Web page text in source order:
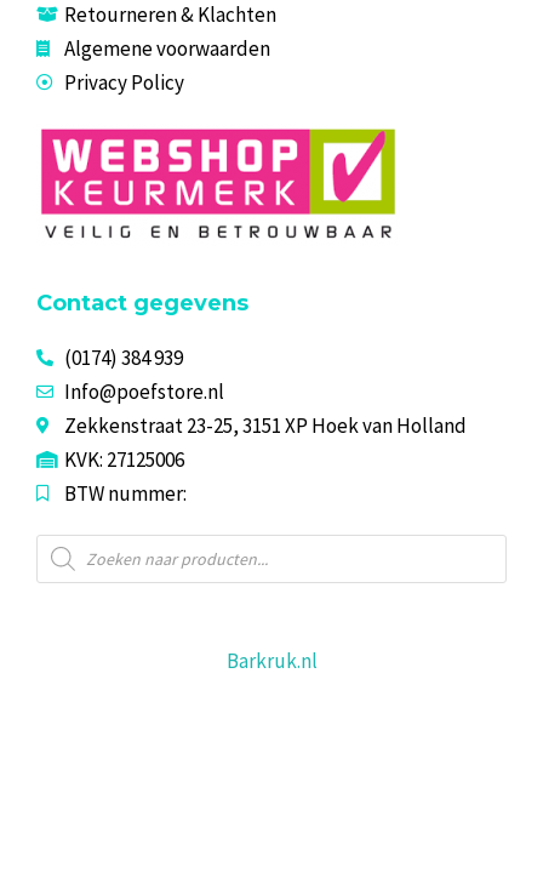
Retourneren & Klachten
Algemene voorwaarden
Privacy Policy
Contact gegevens
(0174) 384 939
Info@poefstore.nl
Zekkenstraat 23-25, 3151 XP Hoek van Holland
KVK: 27125006
BTW nummer:
Producten
zoeken
Barkruk.nl